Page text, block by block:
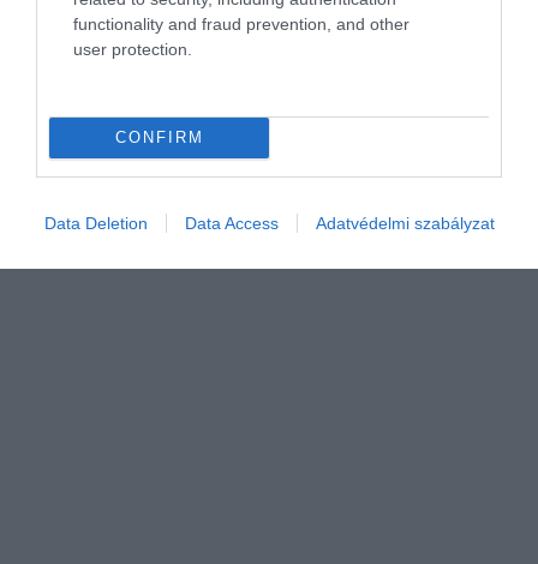
functionality and fraud prevention, and other
user protection.
CONFIRM
Data Deletion Data Access Adatvédelmi szabályzat
NÖVÉNYTERMESZTÉS
Áfonya, málna, szeder: ezért egyél bogyós
Melyik bogyós gyümölcs milyen jótékony hatással rendelkezik?
Hogyan segítenek egészségünk megőrzésében? Az áfonya, a
egészségre…